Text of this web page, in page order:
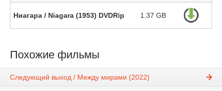
Ниагара / Niagara (1953) DVDRip 1.37 GB
Похожие фильмы
Следующий выход / Между мирами (2022)